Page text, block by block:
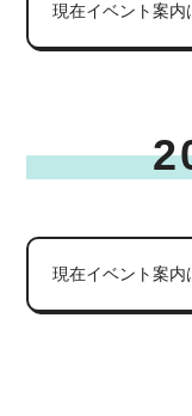
現在イベント案内
現在イベント案内